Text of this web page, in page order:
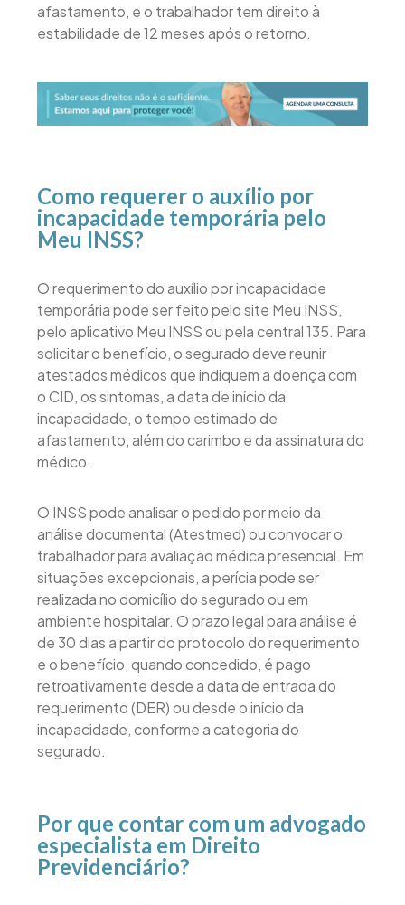
afastamento, e o trabalhador tem direito à
estabilidade de 12 meses após o retorno.
Como requerer o auxílio por
incapacidade temporária pelo
Meu INSS?
O requerimento do auxílio por incapacidade
temporária pode ser feito pelo site Meu INSS,
pelo aplicativo Meu INSS ou pela central 135. Para
solicitar o benefício, o segurado deve reunir
atestados médicos que indiquem a doença com
o CID, os sintomas, a data de início da
incapacidade, o tempo estimado de
afastamento, além do carimbo e da assinatura do
médico.
O INSS pode analisar o pedido por meio da
análise documental (Atestmed) ou convocar o
trabalhador para avaliação médica presencial. Em
situações excepcionais, a perícia pode ser
realizada no domicílio do segurado ou em
ambiente hospitalar. O prazo legal para análise é
de 30 dias a partir do protocolo do requerimento
e o benefício, quando concedido, é pago
retroativamente desde a data de entrada do
requerimento (DER) ou desde o início da
incapacidade, conforme a categoria do
segurado.
Por que contar com um advogado
especialista em Direito
Previdenciário?